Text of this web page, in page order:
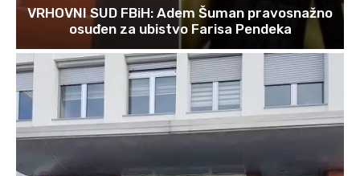
VRHOVNI SUD FBiH: Adem Šuman pravosnažno
osuđen za ubistvo Farisa Pendeka